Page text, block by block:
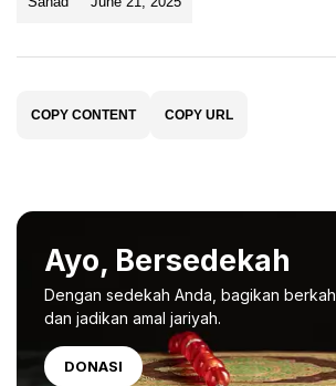
COPY CONTENT COPY URL
Ayo, Bersedekah
Dengan sedekah Anda, bagikan berkah
dan jadikan amal jariyah.
DONASI